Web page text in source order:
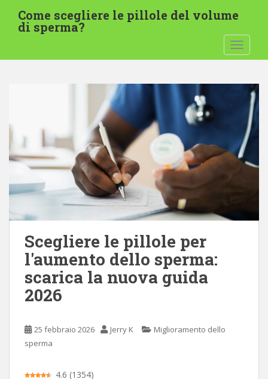
a
Come scegliere le pillole del volume
di sperma?
Scegliere le pillole per
l'aumento dello sperma:
scarica la nuova guida
2026
25 febbraio 2026 Jerry K
Miglioramento dello
sperma
4.6 (1354)